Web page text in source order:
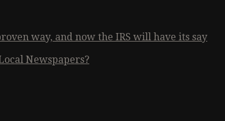
way, and now the IRS will have its say
Newspapers?